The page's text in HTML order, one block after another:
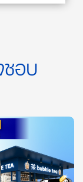
อบ